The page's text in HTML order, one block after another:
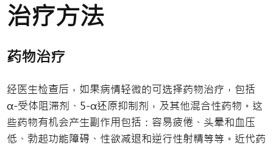
治疗方法
药物治疗
经医生检查后，如果病情轻微的可选择药物治疗，包括
α-受体阻滞剂、5-α还原抑制剂，及其他混合性药物。这
些药物有机会产生副作用包括：容易疲倦、头晕和血压
低、勃起功能障碍、性欲减退和逆行性射精等等。近代药